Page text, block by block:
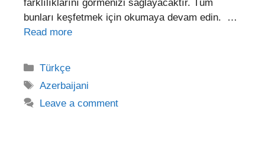
farklılıklarını görmenizi sağlayacaktır. Tüm
bunları keşfetmek için okumaya devam edin. …
Read more
Categories
Türkçe
Tags
Azerbaijani
Leave a comment